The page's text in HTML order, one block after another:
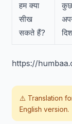
हम क्या
सीख
सकते हैं?
कुछ
https://
⚠️ Translation
English version.